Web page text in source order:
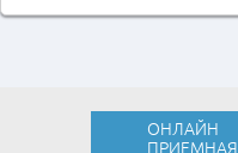
ОНЛАЙН
ПРИЕМНАЯ